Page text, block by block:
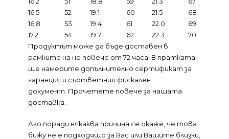
16.5
52 19.1 60 21.5
68
16.8
53 19.4 61 22.0
69
17.2
54 19.7 62 22.3
70
Продуктът може да бъде доставен в
рамките на не повече от 72 часа. В пратката
ще намерите допълнително сертификат за
гаранция и съответния фискален
документ. Прочетете повече за нашата
доставка.
Ако поради някаква причина се окаже, че това
бижу не е подходящо за Вас или Вашите близки,